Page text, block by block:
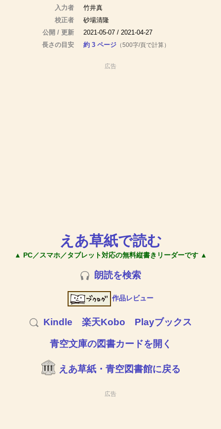
入力者
竹井真
校正者
砂場清隆
公開 / 更新
2021-05-07 / 2021-04-27
長さの目安
約 3 ページ（500字/頁で計算）
広告
えあ草紙で読む
▲ PC／スマホ／タブレット対応の無料縦書きリーダーです ▲
朗読を検索
作品レビュー
Kindle 楽天Kobo Playブックス
青空文庫の図書カードを開く
えあ草紙・青空図書館に戻る
広告